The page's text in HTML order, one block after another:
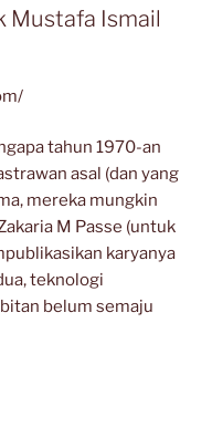
Mustafa Ismail
tahun 1970-an
asal (dan yang
mereka mungkin
M Passe (untuk
karyanya
teknologi
belum semaju